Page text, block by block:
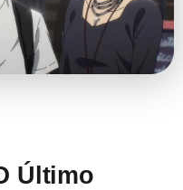
Último